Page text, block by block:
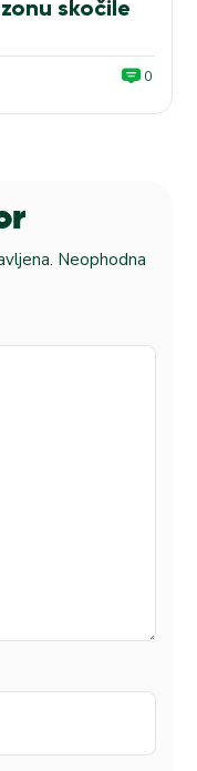
skočile
0
Neophodna